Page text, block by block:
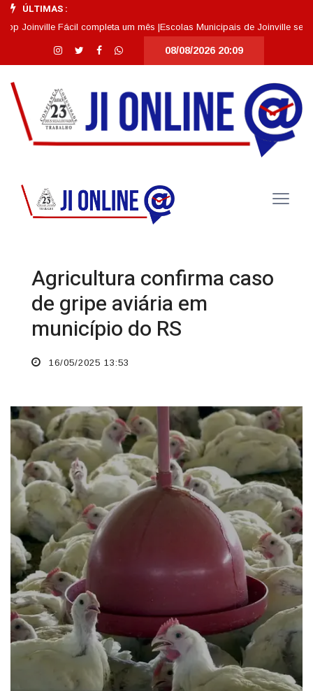
ÚLTIMAS :
Fácil completa um mês | Escolas Municipais de Joinville se
08/08/2026 20:09
Agricultura confirma caso
de gripe aviária em
município do RS
16/05/2025 13:53